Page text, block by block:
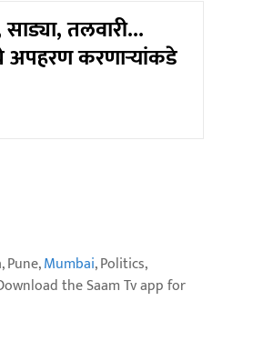
तलवारी...
अपहरण करणाऱ्यांकडे
Pune,Mumbai, Politics,
the Saam Tv app for